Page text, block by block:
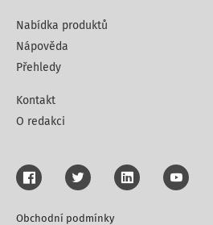
Nabídka produktů
Nápověda
Přehledy
Kontakt
O redakci
Obchodní podmínky